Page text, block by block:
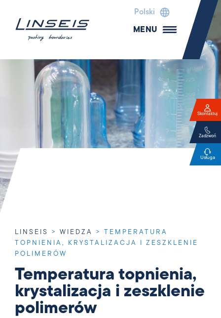
Polski
MENU
LINSEIS > WIEDZA >
TEMPERATURA
TOPNIENIA, KRYSTALIZACJA I ZESZKLENIE
POLIMERÓW
Temperatura topnienia,
krystalizacja i zeszklenie
polimerów
Skontaktuj
Zadzwoń
Usługa